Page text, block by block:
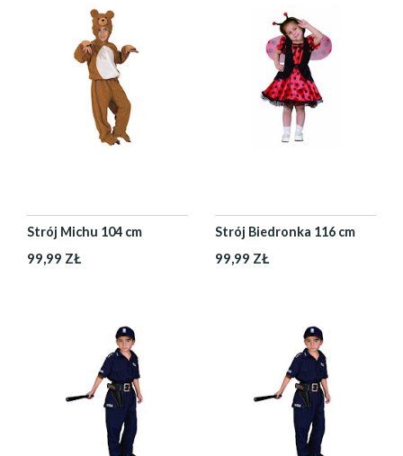
Strój Michu 104 cm
99,99 ZŁ
Strój Biedronka 116 cm
99,99 ZŁ